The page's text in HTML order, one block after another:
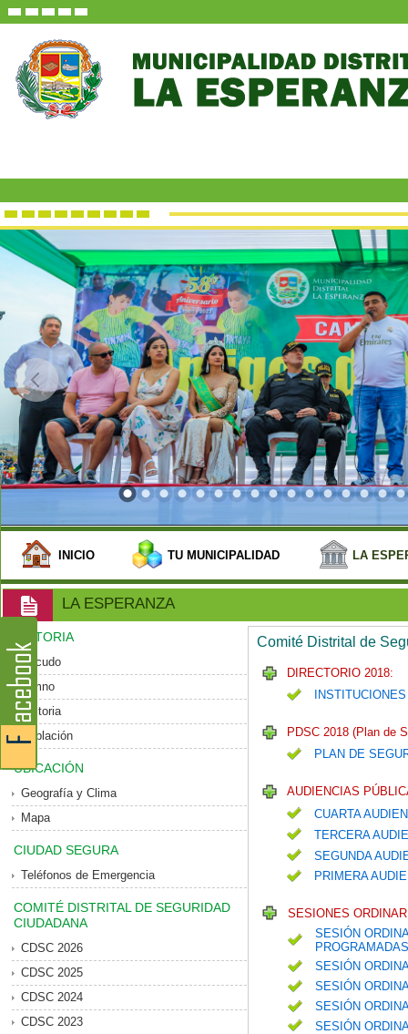
INICIO TU MUNICIPALIDAD LA
LA ESPERANZA
HISTORIA
Escudo
Himno
Historia
Población
UBICACIÓN
Geografía y Clima
Mapa
CIUDAD SEGURA
Teléfonos de Emergencia
COMITÉ DISTRITAL DE SEGURIDAD
CIUDADANA
CDSC 2026
CDSC 2025
CDSC 2024
CDSC 2023
Comité Distrital de
DIRECTORIO 2018:
PDSC 2018 (Plan de
PLAN DE
AUDIENCIAS
CUARTA
TERCERA
SEGUNDA
PRIMERA
SESIONES
SESIÓN
SESIÓN
SESIÓN
SESIÓN
SESIÓN